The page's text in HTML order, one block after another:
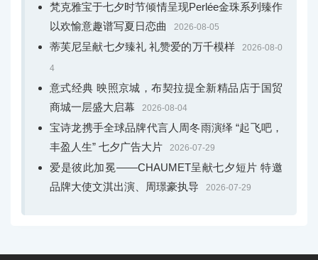
梵克雅宝于七夕时节倾情呈现Perlée金珠系列臻作
以欢愉意趣谱写夏日恋曲
2026-08-05
蒂芙尼呈献七夕臻礼 礼赞爱的万千模样 2026-08-0
4
意式经典 映照京城，布契拉提全新精品店于国贸
商城一层盛大启幕
2026-08-04
宝诗龙携手全球品牌代言人周冬雨演绎 “起飞吧，
丰盈人生” 七夕广告大片
2026-07-29
爱是彼此加冕——CHAUMET呈献七夕短片 特邀
品牌大使文淇出演、周璟豪执导
2026-07-29